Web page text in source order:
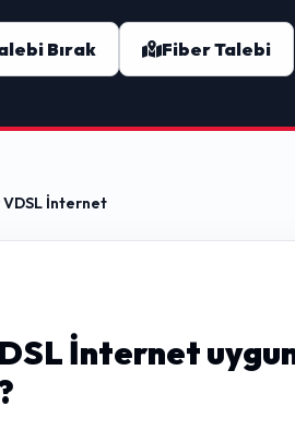
Bırak Fiber Talebi
İnternet
İnternet